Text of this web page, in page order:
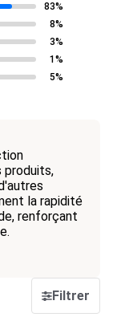
83%
8%
3%
1%
5%
produits,
la rapidité
renforçant
Filtrer